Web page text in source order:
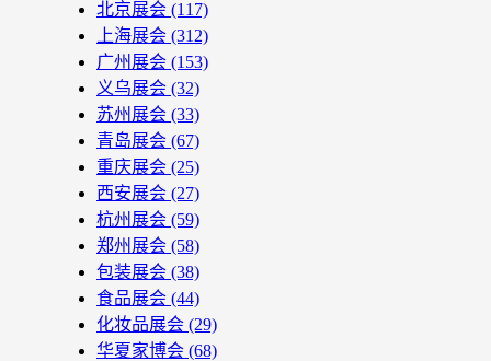
北京展会 (117)
上海展会 (312)
广州展会 (153)
义乌展会 (32)
苏州展会 (33)
青岛展会 (67)
重庆展会 (25)
西安展会 (27)
杭州展会 (59)
郑州展会 (58)
包装展会 (38)
食品展会 (44)
化妆品展会 (29)
华夏家博会 (68)